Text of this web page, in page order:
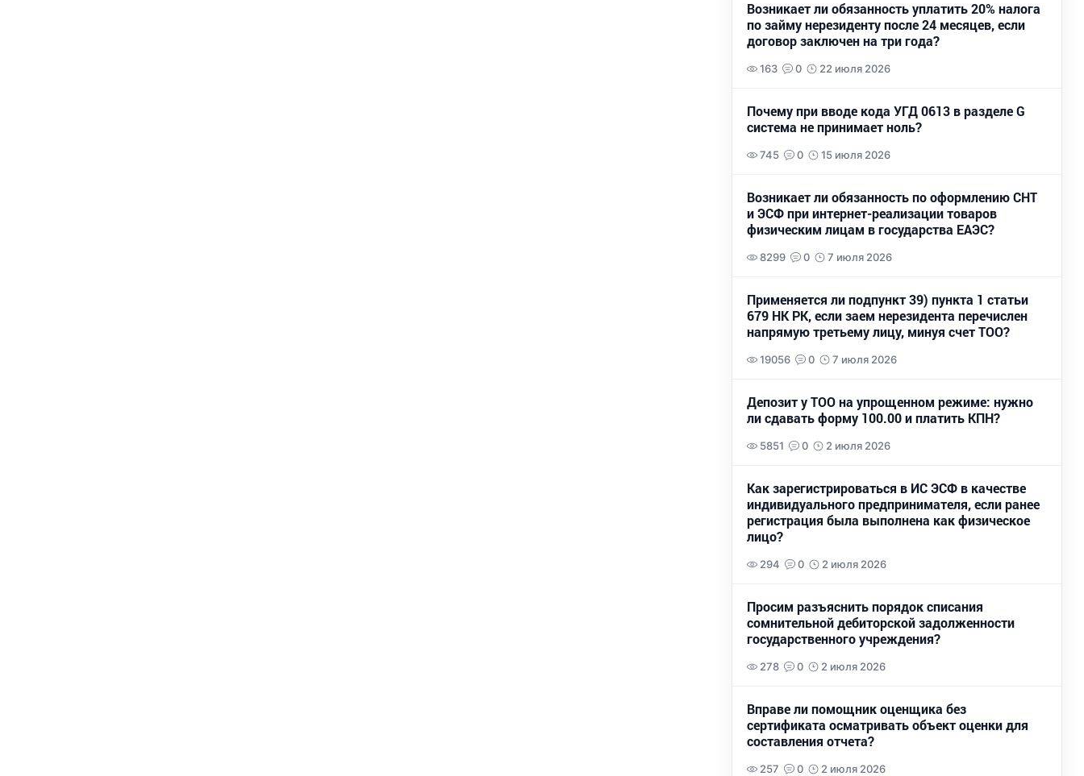
Возникает ли обязанность уплатить 20% налога
по займу нерезиденту после 24 месяцев, если
договор заключен на три года?
163 0 22 июля 2026
Почему при вводе кода УГД 0613 в разделе G
система не принимает ноль?
745 0 15 июля 2026
Возникает ли обязанность по оформлению СНТ
и ЭСФ при интернет-реализации товаров
физическим лицам в государства ЕАЭС?
8299 0 7 июля 2026
Применяется ли подпункт 39) пункта 1 статьи
679 НК РК, если заем нерезидента перечислен
напрямую третьему лицу, минуя счет ТОО?
19056 0 7 июля 2026
Депозит у ТОО на упрощенном режиме: нужно
ли сдавать форму 100.00 и платить КПН?
5851 0 2 июля 2026
Как зарегистрироваться в ИС ЭСФ в качестве
индивидуального предпринимателя, если ранее
регистрация была выполнена как физическое
лицо?
294 0 2 июля 2026
Просим разъяснить порядок списания
сомнительной дебиторской задолженности
государственного учреждения?
278 0 2 июля 2026
Вправе ли помощник оценщика без
сертификата осматривать объект оценки для
составления отчета?
257 0 2 июля 2026